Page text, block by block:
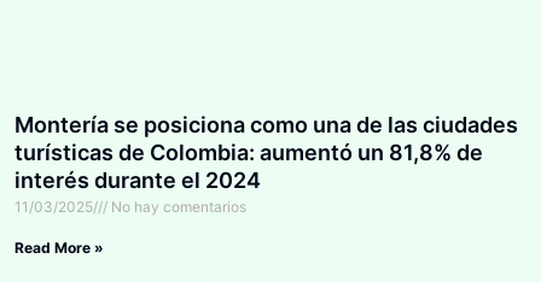
Montería se posiciona como una de las ciudades
turísticas de Colombia: aumentó un 81,8% de
interés durante el 2024
11/03/2025 No hay comentarios
Read More »